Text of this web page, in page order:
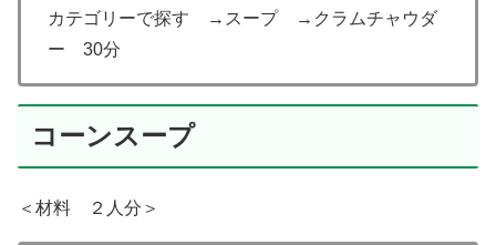
カテゴリーで探す →スープ →クラムチャウダ
ー 30分
コーンスープ
＜材料 ２人分＞